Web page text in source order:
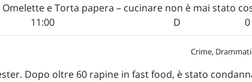
e Torta papera – cucinare non è mai stato
11:00 D 0
Crime,
Dopo oltre 60 rapine in fast food, è stato